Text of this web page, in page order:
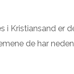
i Kristiansand er
de har